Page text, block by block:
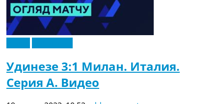
Удинезе 3:1 Милан. Италия.
Серия A. Видео